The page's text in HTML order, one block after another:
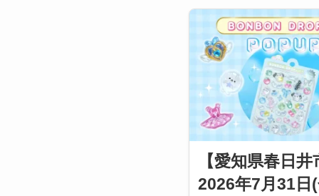
【愛知県春日井
2026年7月31日